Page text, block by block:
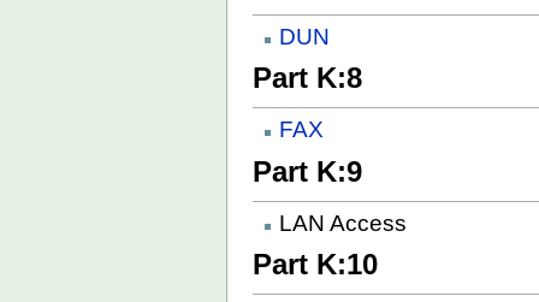
DUN
Part K:8
FAX
Part K:9
LAN Access
Part K:10